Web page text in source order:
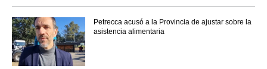
Petrecca acusó a la Provincia de ajustar sobre la
asistencia alimentaria